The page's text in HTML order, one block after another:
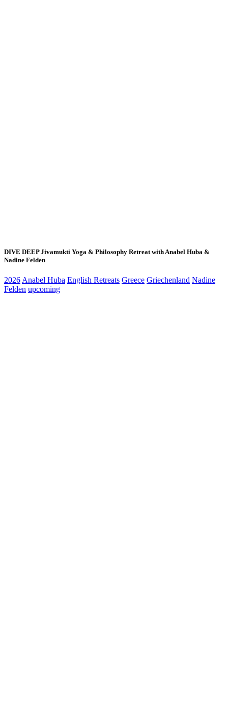
DIVE DEEP Jivamukti Yoga & Philosophy Retreat with Anabel Huba &
Nadine Felden
2026 Anabel Huba English Retreats Greece Griechenland Nadine
Felden upcoming